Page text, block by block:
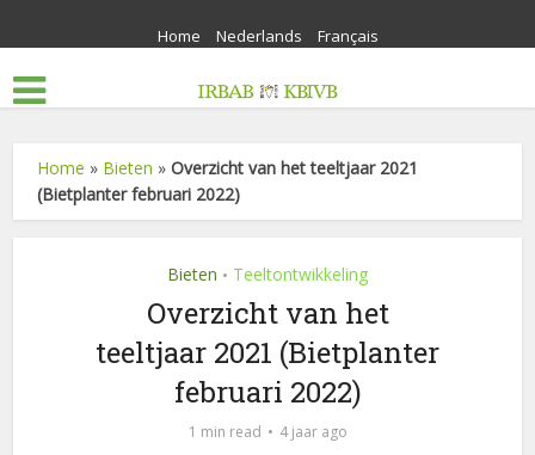
Home Nederlands Français
Home » Bieten »Overzicht van het teeltjaar 2021
(Bietplanter februari 2022)
Bieten • Teeltontwikkeling
Overzicht van het
teeltjaar 2021 (Bietplanter
februari 2022)
1 min read 4 jaar ago